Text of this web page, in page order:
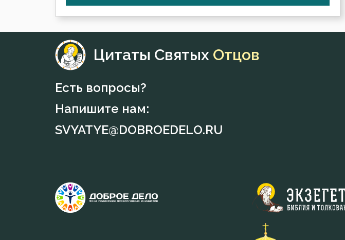
Цитаты Святых Отцов
Есть вопросы?
Напишите нам:
SVYATYE@DOBROEDELO.RU